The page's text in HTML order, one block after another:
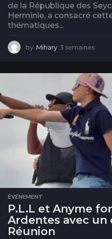
de la République des
Herminie, a consacré
thématiques...
by Mihary 3 semaines
m
a
i
e
ÉVÉNEMENT
P.L.L et Anyme
Ardentes avec un
Réunion